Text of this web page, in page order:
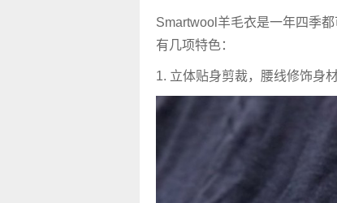
Smartwool羊毛衣是一年四季
有几项特色：
1. 立体贴身剪裁，腰线修饰身